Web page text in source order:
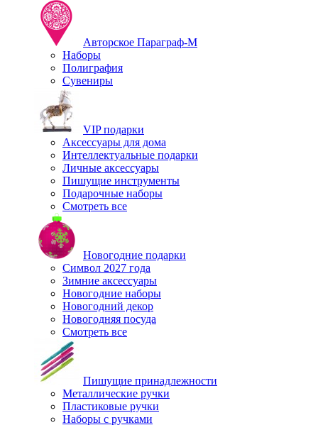
Авторское Параграф-М
Наборы
Полиграфия
Сувениры
VIP подарки
Аксессуары для дома
Интеллектуальные подарки
Личные аксессуары
Пишущие инструменты
Подарочные наборы
Смотреть все
Новогодние подарки
Символ 2027 года
Зимние аксессуары
Новогодние наборы
Новогодний декор
Новогодняя посуда
Смотреть все
Пишущие принадлежности
Металлические ручки
Пластиковые ручки
Наборы с ручками